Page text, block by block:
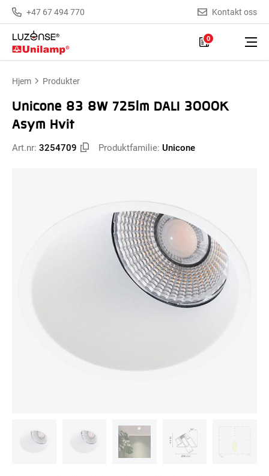
+47 67 494 770 Kontakt oss
0
Hjem Produkter
Unicone 83 8W 725lm DALI 3000K
Asym Hvit
Art.nr: 3254709 Produktfamilie: Unicone